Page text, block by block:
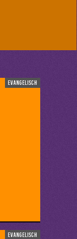
evangelisch
evangelisch